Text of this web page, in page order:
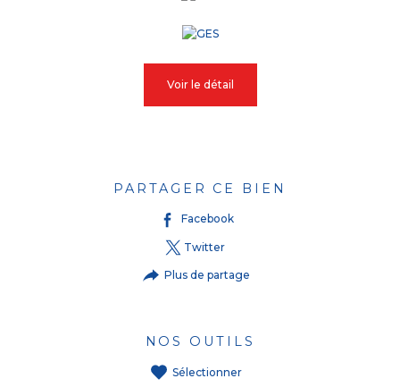
Voir le détail
PARTAGER CE BIEN
Facebook
Twitter
Plus de partage
NOS OUTILS
Sélectionner